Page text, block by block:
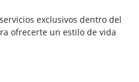
exclusivos dentro del
ofrecerte un estilo de vida